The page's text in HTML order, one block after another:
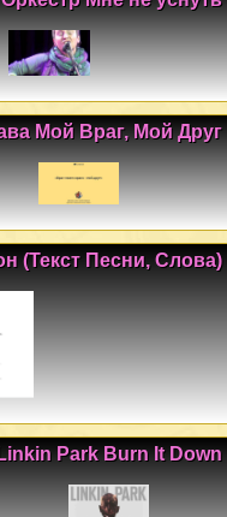
Мой Враг, Мой Друг
(Текст Песни, Слова)
Linkin Park Burn It Down